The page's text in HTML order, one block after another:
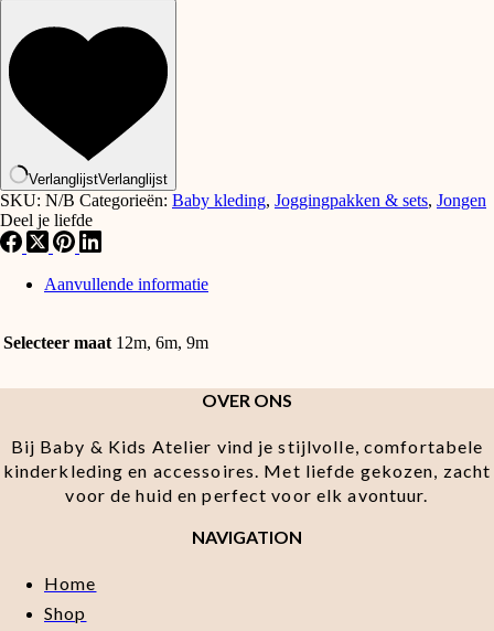
beige
Martin
Aranda
aantal
VerlanglijstVerlanglijst
SKU: N/B Categorieën: Baby kleding, Joggingpakken & sets, Jongen
Deel je liefde
Aanvullende informatie
Selecteer maat 12m, 6m, 9m
OVER ONS
Bij Baby & Kids Atelier vind je stijlvolle, comfortabele
kinderkleding en accessoires. Met liefde gekozen, zacht
voor de huid en perfect voor elk avontuur.
NAVIGATION
Home
Shop